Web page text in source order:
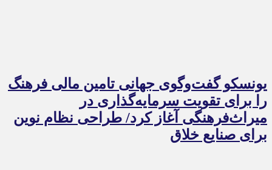
یونسکو گفت‌وگوی جهانی تامین مالی فرهنگ
را برای تقویت سرمایه‌گذاری در
میراث‌فرهنگی آغاز کرد/ طراحی نظام نوین
برای صنایع خلاق